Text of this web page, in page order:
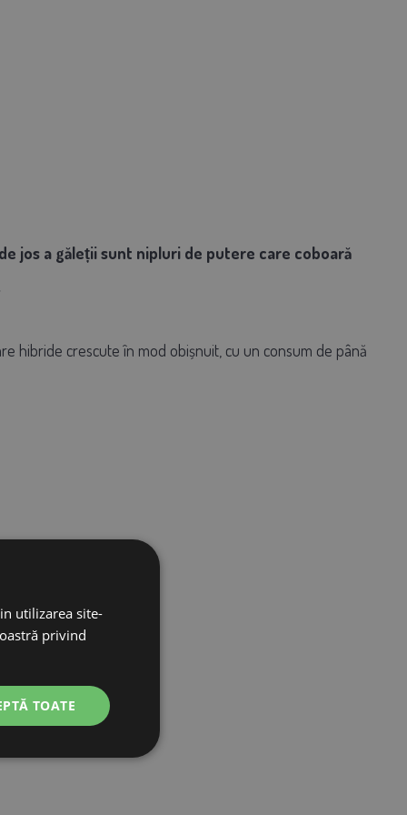
jos a găleții sunt nipluri de putere care coboară
hibride crescute în mod obișnuit, cu un consum de până
utilizarea site-
privind
TOATE